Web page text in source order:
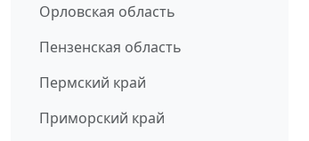
Орловская область
Пензенская область
Пермский край
Приморский край